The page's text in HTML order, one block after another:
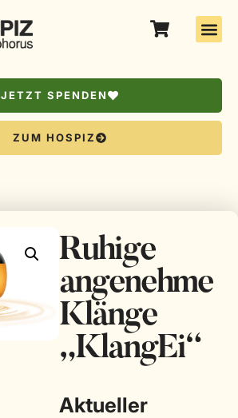
JETZT SPENDEN
ZUM HOSPIZ
Ruhige
angenehme
Klänge
„KlangEi“
Aktueller